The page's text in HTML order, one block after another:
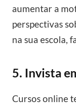
aumentar a
perspectivas
na sua escola,
5. Invista
Cursos online